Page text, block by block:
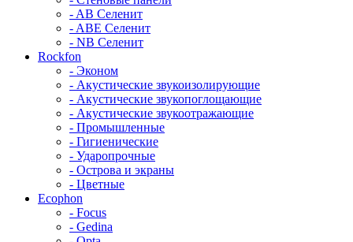
- AB Селенит
- ABE Селенит
- NB Селенит
Rockfon
- Эконом
- Акустические звукоизолирующие
- Акустические звукопоглощающие
- Акустические звукоотражающие
- Промышленные
- Гигиенические
- Ударопрочные
- Острова и экраны
- Цветные
Ecophon
- Focus
- Gedina